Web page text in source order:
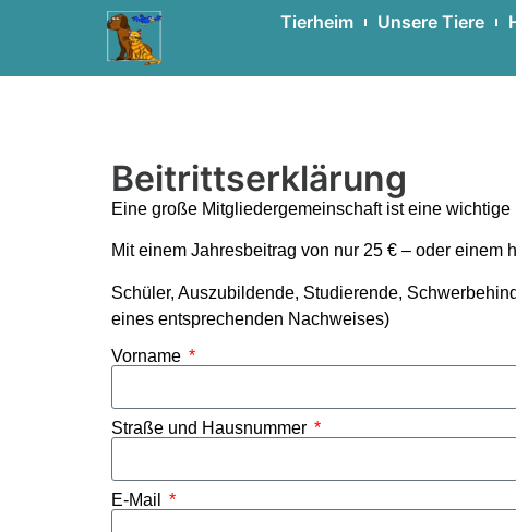
Tierheim Unsere Tiere
Beitrittserklärung
Eine große Mitglieder­gemeinschaft ist eine
Mit einem Jahresbeitrag von nur 25 € – oder
Schüler, Auszubildende, Studierende,
eines entsprechenden Nachweises)
Vorname
Straße und Hausnummer
E-Mail